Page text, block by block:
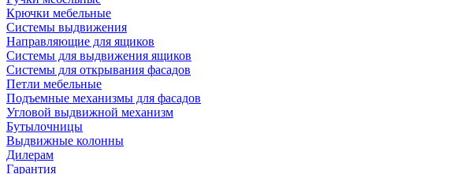
Крючки мебельные
Системы выдвижения
Направляющие для ящиков
Системы для выдвижения ящиков
Системы для открывания фасадов
Петли мебельные
Подъемные механизмы для фасадов
Угловой выдвижной механизм
Бутылочницы
Выдвижные колонны
Дилерам
Гарантия